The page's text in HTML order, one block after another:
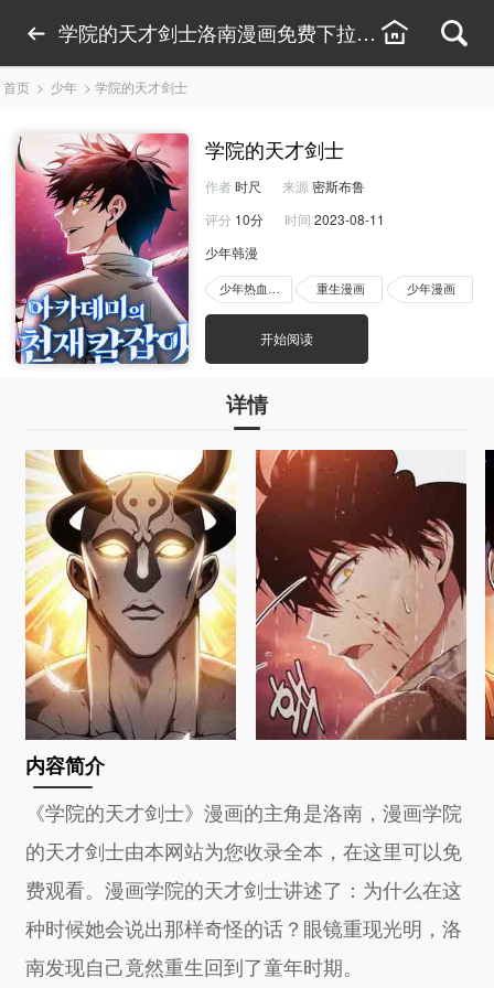
学院的天才剑士洛南漫画免费下拉式阅读-学院的
首页 > 少年 > 学院的天才剑士
学院的天才剑士
作者 时尺 来源 密斯布鲁
评分 10分 时间 2023-08-11
少年韩漫
少年热血漫画 重生漫画 少年漫画
开始阅读
详情
内容简介
《学院的天才剑士》漫画的主角是洛南，漫画学院
的天才剑士由本网站为您收录全本，在这里可以免
费观看。漫画学院的天才剑士讲述了：为什么在这
种时候她会说出那样奇怪的话？眼镜重现光明，洛
南发现自己竟然重生回到了童年时期。